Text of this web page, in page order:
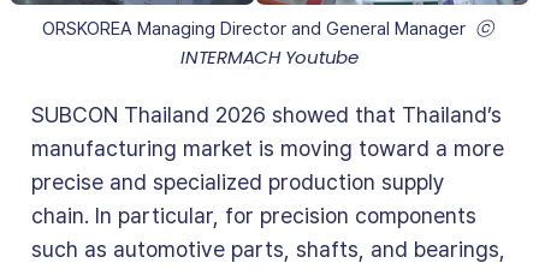
ORSKOREA Managing Director and General Manager ⓒ
INTERMACH Youtube
SUBCON Thailand 2026 showed that Thailand’s
manufacturing market is moving toward a more
precise and specialized production supply
chain. In particular, for precision components
such as automotive parts, shafts, and bearings,